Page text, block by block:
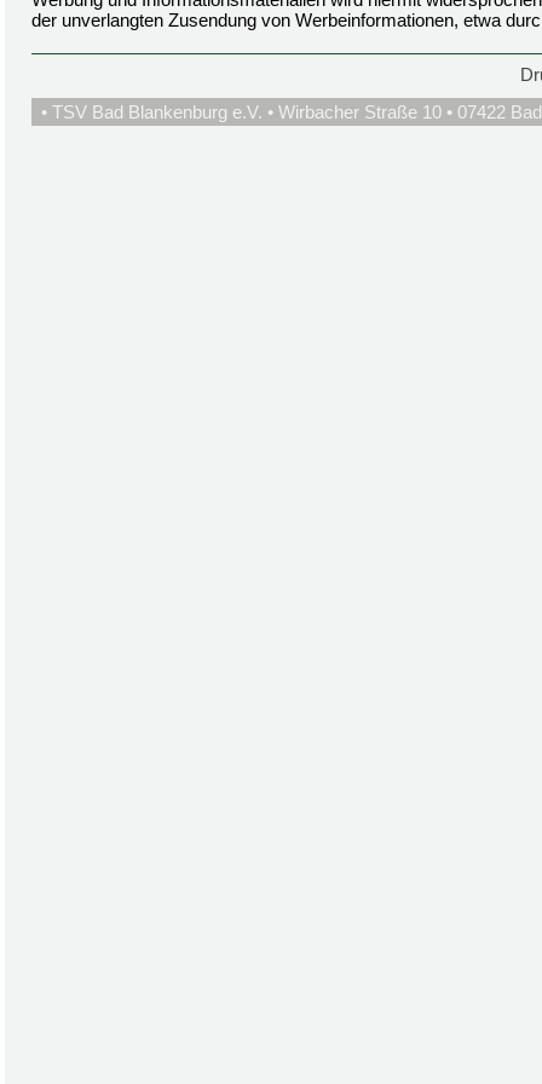
der unverlangten Zusendung von Werbeinformationen, etwa
• TSV Bad Blankenburg e.V. • Wirbacher Straße 10 • 07422